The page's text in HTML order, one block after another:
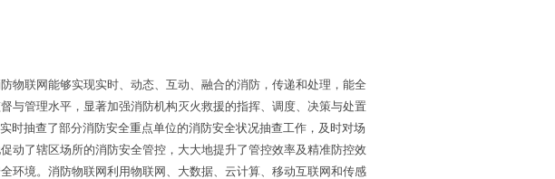
物联网能够实现实时、动态、互动、融合的消防，传递和处理，能全
与管理水平，显著加强消防机构灭火救援的指挥、调度、决策与处置
时抽查了部分消防安全重点单位的消防安全状况抽查工作，及时对场
动了辖区场所的消防安全管控，大大地提升了管控效率及精准防控效
环境。消防物联网利用物联网、大数据、云计算、移动互联网和传感